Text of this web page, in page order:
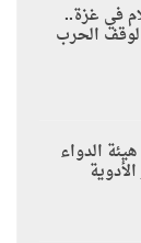
في غزة..
لوقف الحرب
الدواء